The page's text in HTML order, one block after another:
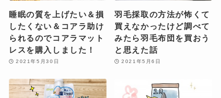
睡眠の質を上げたい＆損
したくない＆コアラ助け
られるのでコアラマット
レスを購入しました！
2021年5月30日
羽毛採取の方法が怖くて
買えなかったけど調べて
みたら羽毛布団を買おう
と思えた話
2021年5月6日